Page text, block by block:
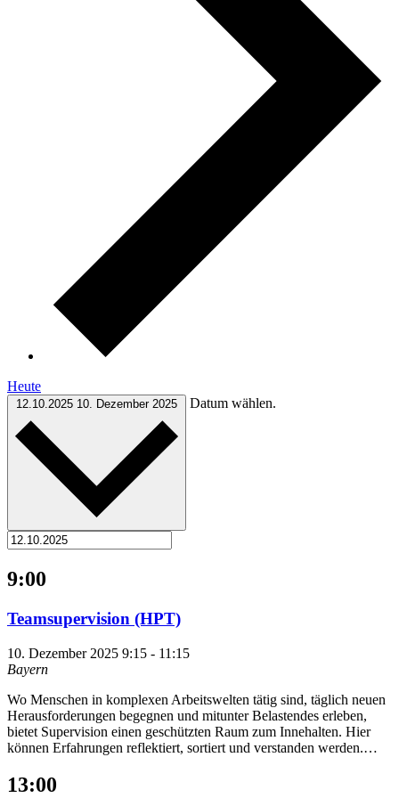
Heute
12.10.2025 10. Dezember 2025 Datum wählen.
9:00
Teamsupervision (HPT)
10. Dezember 2025 9:15 - 11:15
Bayern
Wo Menschen in komplexen Arbeitswelten tätig sind, täglich neuen
Herausforderungen begegnen und mitunter Belastendes erleben,
bietet Supervision einen geschützten Raum zum Innehalten. Hier
können Erfahrungen reflektiert, sortiert und verstanden werden.…
13:00